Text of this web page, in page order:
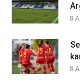
8
8